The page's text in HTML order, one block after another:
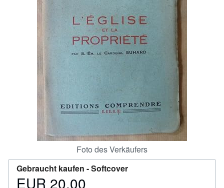
Verkäufer werden
SCHLIESSEN
Foto des Verkäufers
Gebraucht kaufen -Softcover
Preis
EUR 20,00